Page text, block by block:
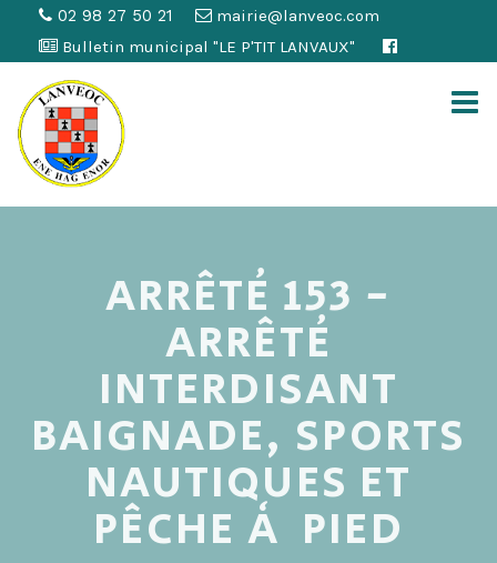
02 98 27 50 21
mairie@lanveoc.com
Bulletin municipal "LE P'TIT LANVAUX"
ARRÊTÉ 153 -
ARRÊTÉ
INTERDISANT
BAIGNADE, SPORTS
NAUTIQUES ET
PÊCHE À PIED